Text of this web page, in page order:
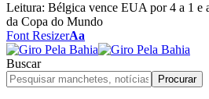
Leitura: Bélgica vence EUA por 4 a 1 e
da Copa do Mundo
Font ResizerAa
Buscar